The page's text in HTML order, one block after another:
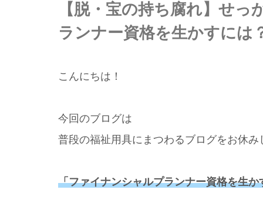
【脱・宝の持ち腐れ】せ
ランナー資格を生かすには
こんにちは！
今回のブログは
普段の福祉用具にまつわるブログをお休み
「ファイナンシャルプランナー資格を生か